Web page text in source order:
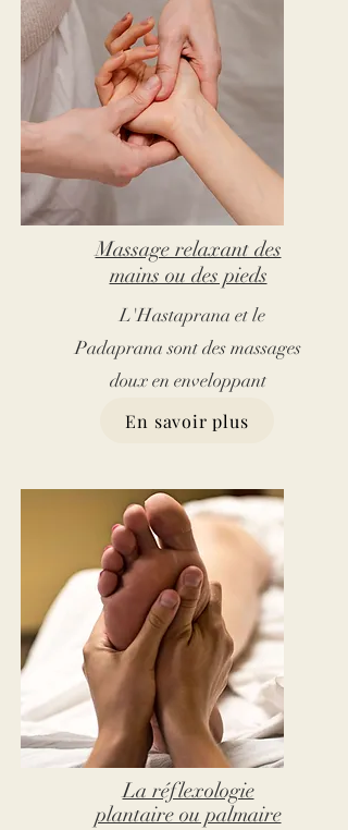
Massage relaxant des
mains ou des pieds
L'Hastaprana et le
Padaprana sont des massages
doux en enveloppant
En savoir plus
La réflexologie
plantaire ou palmaire